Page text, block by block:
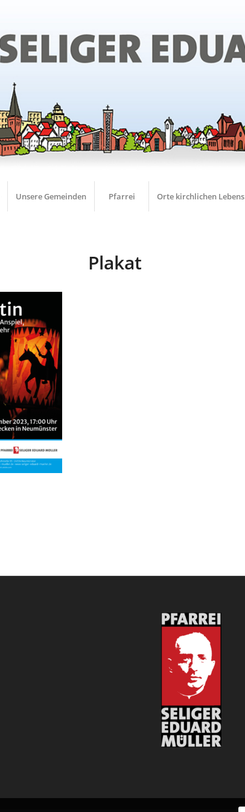
Unsere Gemeinden Pfarrei Orte kirchlichen Lebens
Plakat